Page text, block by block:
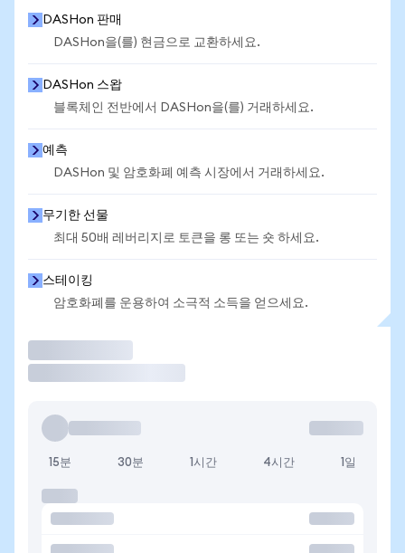
DASHon 판매
DASHon을(를) 현금으로 교환하세요.
DASHon 스왑
블록체인 전반에서 DASHon을(를) 거래하세요.
예측
DASHon 및 암호화폐 예측 시장에서 거래하세요.
무기한 선물
최대 50배 레버리지로 토큰을 롱 또는 숏 하세요.
스테이킹
암호화폐를 운용하여 소극적 소득을 얻으세요.
15분 30분 1시간 4시간 1일